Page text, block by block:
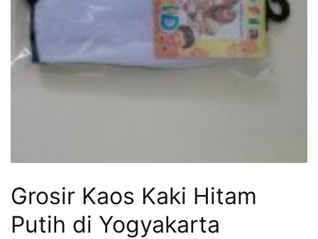
Grosir Kaos Kaki Hitam
Putih di Yogyakarta